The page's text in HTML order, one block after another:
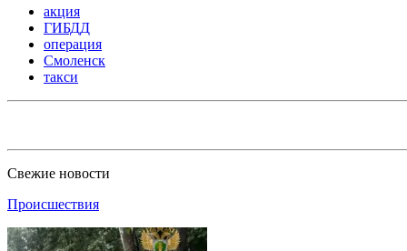
акция
ГИБДД
операция
Смоленск
такси
Свежие новости
Происшествия